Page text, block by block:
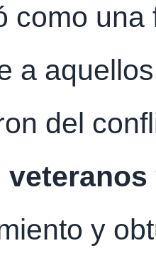
como
a
del
y